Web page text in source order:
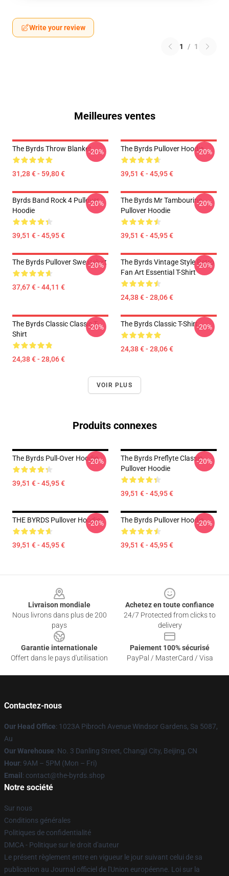
Write your review
1 / 1
Meilleures ventes
The Byrds Throw Blanket
31,28 € - 59,80 €
-20% The Byrds Pullover Hoodie
39,51 € - 45,95 €
-20%
Byrds Band Rock 4 Pullover
Hoodie
39,51 € - 45,95 €
-20%
The Byrds Mr Tambourine
Pullover Hoodie
39,51 € - 45,95 €
-20%
The Byrds Pullover Sweatshirt
37,67 € - 44,11 €
-20%
The Byrds Vintage Style Retro
Fan Art Essential T-Shirt
24,38 € - 28,06 €
-20%
The Byrds Classic Classic T-
Shirt
24,38 € - 28,06 €
-20% The Byrds Classic T-Shirt
24,38 € - 28,06 €
-20%
VOIR PLUS
Produits connexes
The Byrds Pull-Over Hoodie
39,51 € - 45,95 €
-20%
The Byrds Preflyte Classic
Pullover Hoodie
39,51 € - 45,95 €
-20%
THE BYRDS Pullover Hoodie
39,51 € - 45,95 €
-20% The Byrds Pullover Hoodie
39,51 € - 45,95 €
-20%
Livraison mondiale
Nous livrons dans plus de 200
pays
Achetez en toute confiance
24/7 Protected from clicks to
delivery
Garantie internationale
Offert dans le pays d'utilisation
Paiement 100% sécurisé
PayPal / MasterCard / Visa
Contactez-nous
Our Head Office: 1023A Pibroch Avenue Windsor Gardens, Sa 5087,
Au
Our Warehouse: No. 3 Danling Street, Changji City, Beijing, CN
Hour: 9AM – 5PM (Mon – Fri)
Email : contact@the-byrds.shop
Notre société
Sur nous
Conditions générales
Politiques de confidentialité
DMCA - Politique sur le droit d'auteur
Le présent règlement entre en vigueur le jour suivant celui de sa
publication au Journal officiel de l'Union européenne. Loi sur la